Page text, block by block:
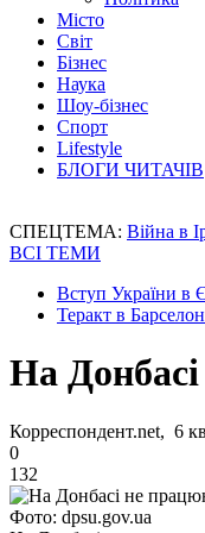
Місто
Світ
Бізнес
Наука
Шоу-бізнес
Спорт
Lifestyle
БЛОГИ ЧИТАЧІВ
СПЕЦТЕМА: Війна в
ВСІ ТЕМИ
Вступ України в
Теракт в
На
Корреспондент.net, 6
0
132
Фото: dpsu.gov.ua